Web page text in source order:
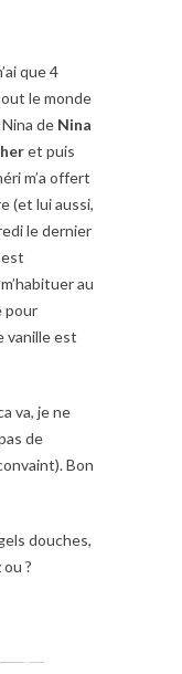
que 4
le monde
Nina de Nina
et puis
m’a offert
(et lui aussi,
le dernier
au
pour
vanille est
va, je ne
de
Bon
douches,
?